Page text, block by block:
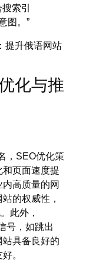
索引
图。”
提升俄语网站
化与推
，SEO优化策
页面速度提
高质量的网
的权威性，
此外，
号，如跳出
具备良好的
。